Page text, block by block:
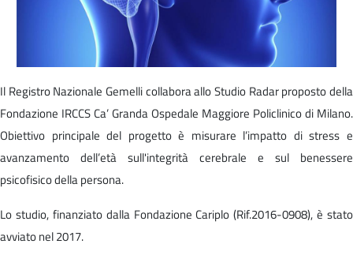
Il Registro Nazionale Gemelli collabora allo Studio Radar proposto della
Fondazione IRCCS Ca’ Granda Ospedale Maggiore Policlinico di Milano.
Obiettivo principale del progetto è misurare l’impatto di stress e
avanzamento dell’età sull'integrità cerebrale e sul benessere
psicofisico della persona.
Lo studio, finanziato dalla Fondazione Cariplo (Rif.2016-0908), è stato
avviato nel 2017.